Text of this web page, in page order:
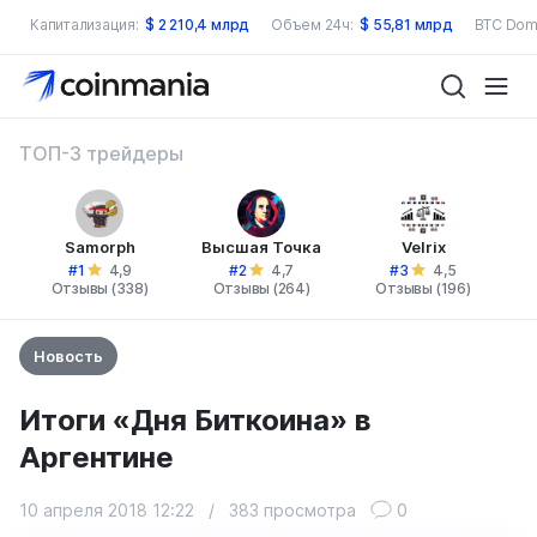
Капитализация: $ 2 210,4 млрд Объем 24ч: $ 55,81 млрд BTC
ТОП-3 трейдеры
Samorph
#1
4,9
Отзывы (338)
Высшая Точка
#2
4,7
Отзывы (264)
Velrix
#3
4,5
Отзывы (196)
Новость
Итоги «Дня Биткоина» в
Аргентине
10 апреля 2018 12:22 / 383 просмотра 0